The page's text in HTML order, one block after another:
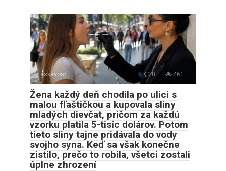
Láskavosť 0 461
Žena každý deň chodila po ulici s
malou fľaštičkou a kupovala sliny
mladých dievčat, pričom za každú
vzorku platila 5-tisíc dolárov. Potom
tieto sliny tajne pridávala do vody
svojho syna. Keď sa však konečne
zistilo, prečo to robila, všetci zostali
úplne zhrození